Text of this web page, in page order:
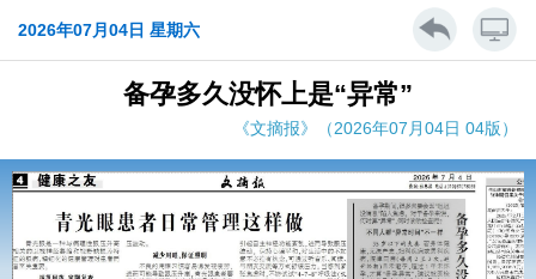
2026年07月04日 星期六
备孕多久没怀上是“异常”
《文摘报》（2026年07月04日 04版）